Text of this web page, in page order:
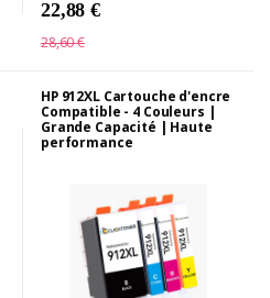
22,88 €
28,60 €
HP 912XL Cartouche d'encre
Compatible - 4 Couleurs |
Grande Capacité | Haute
performance